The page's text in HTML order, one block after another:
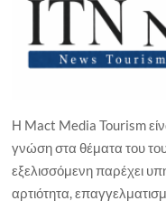
Η Mact Media Tourism
γνώση στα θέματα του
εξελισσόμενη παρέχει
αρτιότητα,